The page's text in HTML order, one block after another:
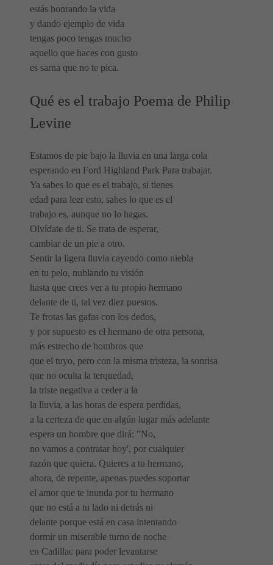
estás honrando la vida
y dando ejemplo de vida
tengas poco tengas mucho
aquello que haces con gusto
es sarna que no te pica.
Qué es el trabajo Poema de Philip
Levine
Estamos de pie bajo la lluvia en una larga cola
esperando en Ford Highland Park Para trabajar.
Ya sabes lo que es el trabajo, si tienes
edad para leer esto, sabes lo que es el
trabajo es, aunque no lo hagas.
Olvídate de ti. Se trata de esperar,
cambiar de un pie a otro.
Sentir la ligera lluvia cayendo como niebla
en tu pelo, nublando tu visión
hasta que crees ver a tu propio hermano
delante de ti, tal vez diez puestos.
Te frotas las gafas con los dedos,
y por supuesto es el hermano de otra persona,
más estrecho de hombros que
que el tuyo, pero con la misma tristeza, la sonrisa
que no oculta la terquedad,
la triste negativa a ceder a la
la lluvia, a las horas de espera perdidas,
a la certeza de que en algún lugar más adelante
espera un hombre que dirá: "No,
no vamos a contratar hoy', por cualquier
razón que quiera. Quieres a tu hermano,
ahora, de repente, apenas puedes soportar
el amor que te inunda por tu hermano
que no está a tu lado ni detrás ni
delante porque está en casa intentando
dormir un miserable turno de noche
en Cadillac para poder levantarse